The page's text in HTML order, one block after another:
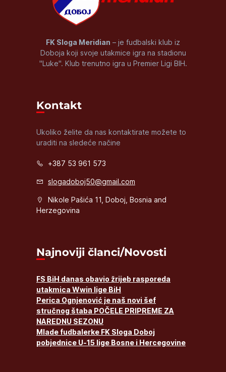
FK Sloga Meridian – je fudbalski klub iz
Doboja koji svoje utakmice igra na stadionu
"Luke". Klub trenutno igra u Premier Ligi BIH.
Kontakt
Ukoliko želite da nas kontaktirate možete to
uraditi na sledeće načine
+387 53 961 573
slogadoboj50@gmail.com
Nikole Pašića 11, Doboj, Bosnia and
Herzegovina
Najnoviji članci/Novosti
FS BiH danas obavio žrijeb rasporeda
utakmica Wwin lige BiH
Perica Ognjenović je naš novi šef
stručnog štaba POČELE PRIPREME ZA
NAREDNU SEZONU
Mlade fudbalerke FK Sloga Doboj
pobjednice U-15 lige Bosne i Hercegovine